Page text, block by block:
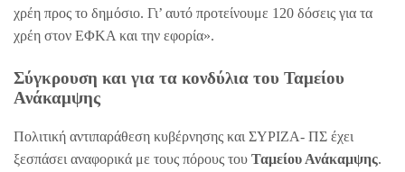
χρέη προς το δημόσιο. Γι’ αυτό προτείνουμε 120 δόσεις για τα
χρέη στον ΕΦΚΑ και την εφορία».
Σύγκρουση και για τα κονδύλια του Ταμείου
Ανάκαμψης
Πολιτική αντιπαράθεση κυβέρνησης και ΣΥΡΙΖΑ- ΠΣ έχει
ξεσπάσει αναφορικά με τους πόρους του Ταμείου Ανάκαμψης.